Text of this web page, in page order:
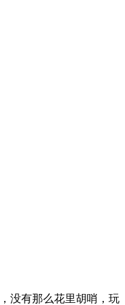
没有那么花里胡哨，玩